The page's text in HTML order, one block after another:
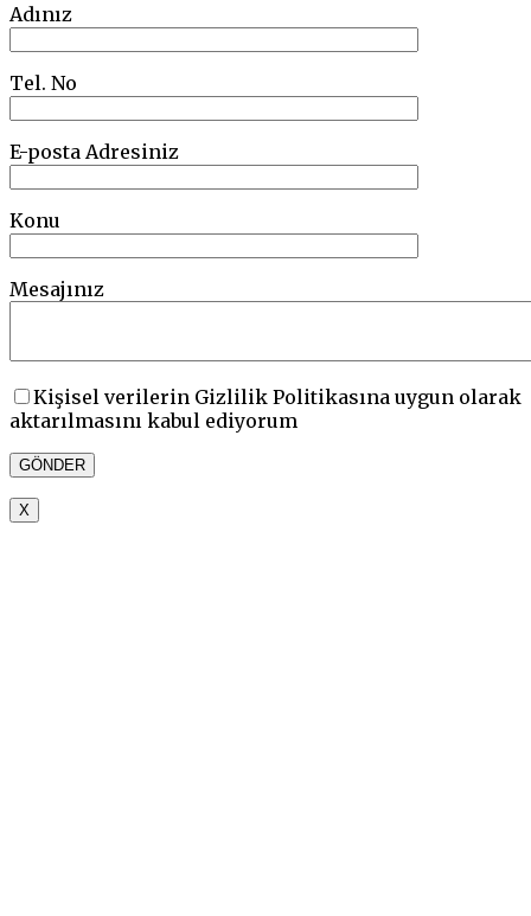
Adınız
Tel. No
E-posta Adresiniz
Konu
Mesajınız
Kişisel verilerin Gizlilik Politikasına uygun olarak
aktarılmasını kabul ediyorum
X